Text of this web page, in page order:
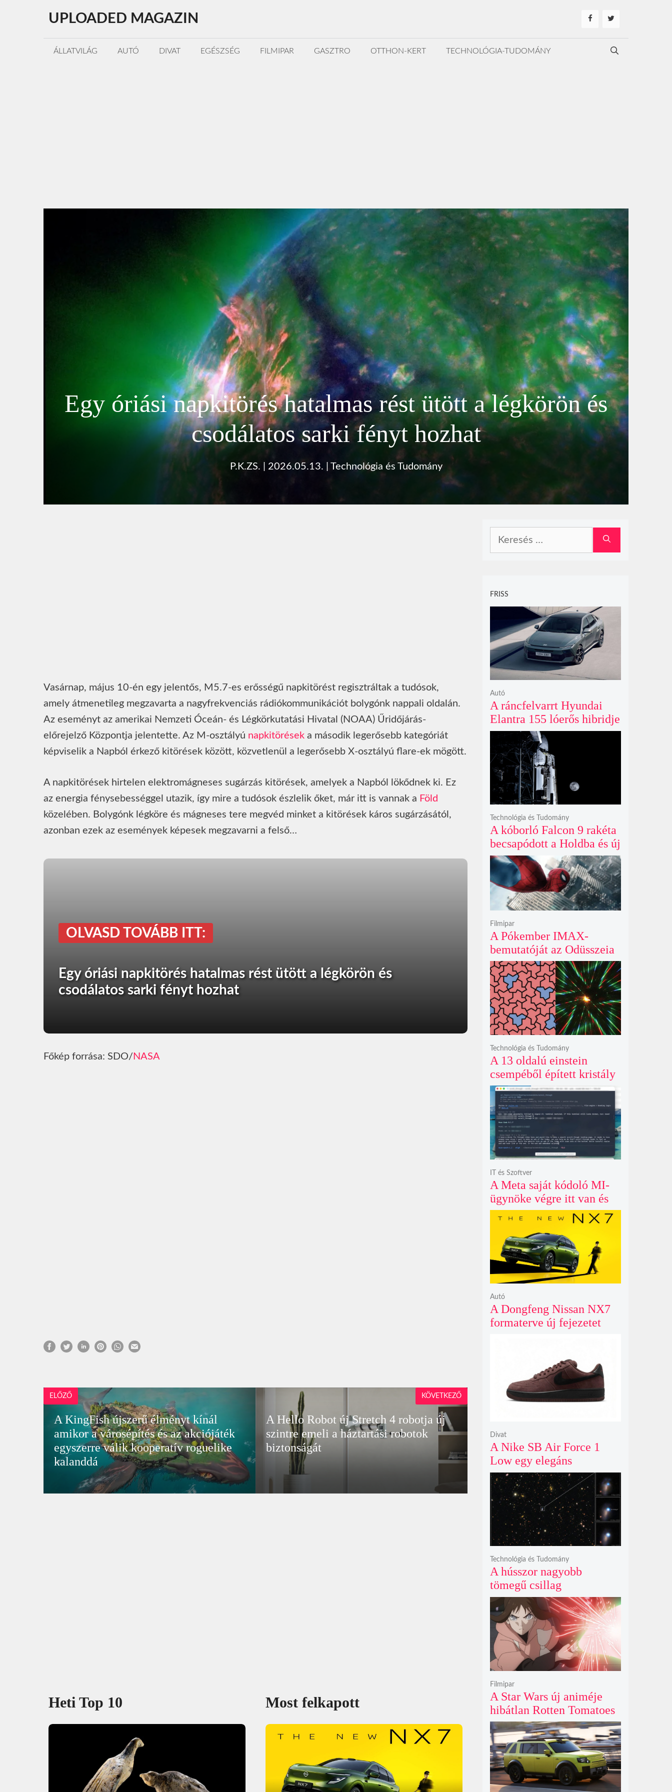
tartalomba
UPLOADED MAGAZIN
ÁLLATVILÁG AUTÓ DIVAT EGÉSZSÉG FILMIPAR GASZTRO OTTHON-KERT TECHNOLÓGIA-TUDOMÁNY
Egy óriási napkitörés hatalmas rést ütött a légkörön és
csodálatos sarki fényt hozhat
P.K.ZS. 2026.05.13. Technológia és Tudomány
Vasárnap, május 10-én egy jelentős, M5.7-es erősségű napkitörést regisztráltak a tudósok,
amely átmenetileg megzavarta a nagyfrekvenciás rádiókommunikációt bolygónk nappali oldalán.
Az eseményt az amerikai Nemzeti Óceán- és Légkörkutatási Hivatal (NOAA) Űridőjárás-
előrejelző Központja jelentette. Az M-osztályú napkitörések a második legerősebb kategóriát
képviselik a Napból érkező kitörések között, közvetlenül a legerősebb X-osztályú flare-ek mögött.
A napkitörések hirtelen elektromágneses sugárzás kitörések, amelyek a Napból lökődnek ki. Ez
az energia fénysebességgel utazik, így mire a tudósok észlelik őket, már itt is vannak a Föld
közelében. Bolygónk légköre és mágneses tere megvéd minket a kitörések káros sugárzásától,
azonban ezek az események képesek megzavarni a felső…
OLVASD TOVÁBB ITT:
Egy óriási napkitörés hatalmas rést ütött a légkörön és
csodálatos sarki fényt hozhat
Főkép forrása: SDO/NASA
ELŐZŐ
A KingFish újszerű élményt kínál
amikor a városépítés és az akciójáték
egyszerre válik kooperatív rogue­like
kalanddá
A Hello Robot új Stretch 4 robotja új
szintre emeli a háztartási robotok
biztonságát
KÖVETKEZŐ
Heti Top 10 Most felkapott
FRISS
A ráncfelvarrt Hyundai
Elantra 155 lóerős hibridje
és prémium utastere
komoly belsőtéri ugrást
hoz
Autó
A kóborló Falcon 9 rakéta
becsapódott a Holdba és új
krátert hagyott maga után
Technológia és Tudomány
A Pókember IMAX-
bemutatóját az Odüsszeia
exkluzív vetítési
időszakának lejárta hozza
el
Filmipar
A 13 oldalú einstein
csempéből épített kristály
példátlanul forgó
csillagmintát vetít a fény
polarizációjától függően
Technológia és Tudomány
A Meta saját kódoló MI-
ügynöke végre itt van és
nem fél belenyúlni a
IT és Szoftver
A Dongfeng Nissan NX7
formaterve új fejezetet
Autó
A Nike SB Air Force 1
Low egy elegáns
világosbarna
színváltozatban bukkant
fel újra
Divat
A hússzor nagyobb
tömegű csillag
szupernóvájának rejtélyes
első fényét gamma-kitörés
nélkül kapták lencsevégre
a Föld obszervatóriumai
Technológia és Tudomány
A Star Wars új animéje
hibátlan Rotten Tomatoes
értékeléssel bizonyítja
nincs szükség a
nagyvászonra
Filmipar